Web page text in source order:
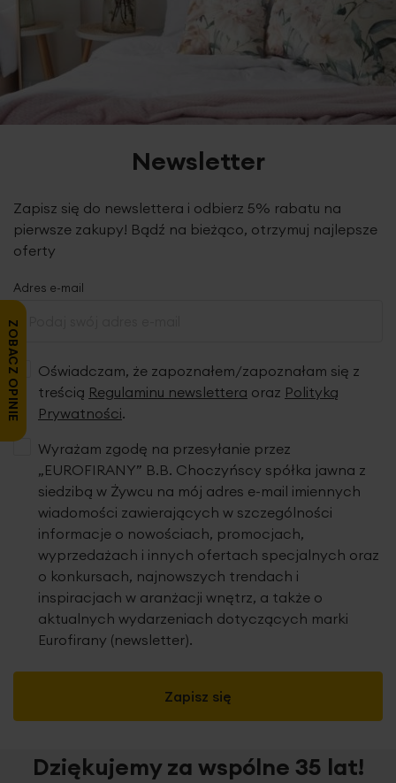
Newsletter
Zapisz się do newslettera i odbierz 5% rabatu na
pierwsze zakupy! Bądź na bieżąco, otrzymuj najlepsze
oferty
Adres e-mail
Oświadczam, że zapoznałem/zapoznałam się z
treścią Regulaminu newslettera oraz Polityką
Prywatności.
Zapisz się
Wyrażam zgodę na przesyłanie przez
„EUROFIRANY” B.B. Choczyńscy spółka jawna z
siedzibą w Żywcu na mój adres e-mail imiennych
wiadomości zawierających w szczególności
informacje o nowościach, promocjach,
wyprzedażach i innych ofertach specjalnych oraz
o konkursach, najnowszych trendach i
inspiracjach w aranżacji wnętrz, a także o
aktualnych wydarzeniach dotyczących marki
Eurofirany (newsletter).
Dziękujemy za wspólne 35 lat!
ZOBACZ OPINIE